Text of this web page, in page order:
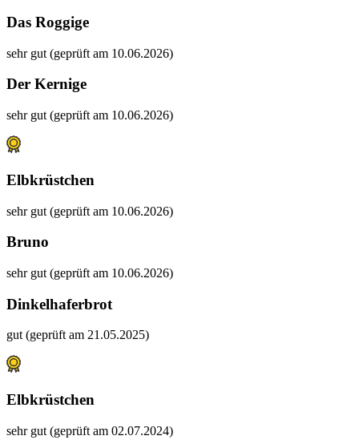
Das Roggige
sehr gut (geprüft am 10.06.2026)
Der Kernige
sehr gut (geprüft am 10.06.2026)
Elbkrüstchen
sehr gut (geprüft am 10.06.2026)
Bruno
sehr gut (geprüft am 10.06.2026)
Dinkelhaferbrot
gut (geprüft am 21.05.2025)
Elbkrüstchen
sehr gut (geprüft am 02.07.2024)